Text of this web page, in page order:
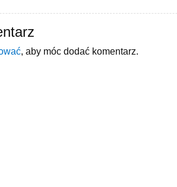
, aby móc dodać komentarz.